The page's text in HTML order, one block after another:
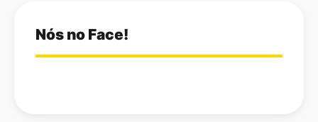
Nós no Face!